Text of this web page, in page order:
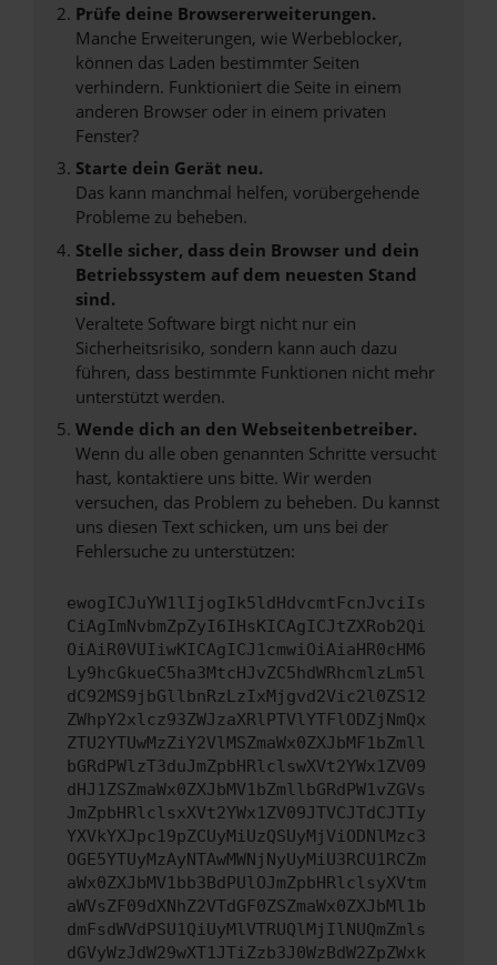
Prüfe deine Browsererweiterungen.
Manche Erweiterungen, wie Werbeblocker,
können das Laden bestimmter Seiten
verhindern. Funktioniert die Seite in einem
anderen Browser oder in einem privaten
Fenster?
Starte dein Gerät neu.
Das kann manchmal helfen, vorübergehende
Probleme zu beheben.
Stelle sicher, dass dein Browser und dein
Betriebssystem auf dem neuesten Stand
sind.
Veraltete Software birgt nicht nur ein
Sicherheitsrisiko, sondern kann auch dazu
führen, dass bestimmte Funktionen nicht mehr
unterstützt werden.
Wende dich an den Webseitenbetreiber.
Wenn du alle oben genannten Schritte versucht
hast, kontaktiere uns bitte. Wir werden
versuchen, das Problem zu beheben. Du kannst
uns diesen Text schicken, um uns bei der
Fehlersuche zu unterstützen:
ewogICJuYW1lIjogIk5ldHdvcmtFcnJvciIs
CiAgImNvbmZpZyI6IHsKICAgICJtZXRob2Qi
OiAiR0VUIiwKICAgICJ1cmwiOiAiaHR0cHM6
Ly9hcGkueC5ha3MtcHJvZC5hdWRhcmlzLm5l
dC92MS9jbGllbnRzLzIxMjgvd2Vic2l0ZS12
ZWhpY2xlcz93ZWJzaXRlPTVlYTFlODZjNmQx
ZTU2YTUwMzZiY2VlMSZmaWx0ZXJbMF1bZmll
bGRdPWlzT3duJmZpbHRlclswXVt2YWx1ZV09
dHJ1ZSZmaWx0ZXJbMV1bZmllbGRdPW1vZGVs
JmZpbHRlclsxXVt2YWx1ZV09JTVCJTdCJTIy
YXVkYXJpc19pZCUyMiUzQSUyMjViODNlMzc3
OGE5YTUyMzAyNTAwMWNjNyUyMiU3RCU1RCZm
aWx0ZXJbMV1bb3BdPUlOJmZpbHRlclsyXVtm
aWVsZF09dXNhZ2VTdGF0ZSZmaWx0ZXJbMl1b
dmFsdWVdPSU1QiUyMlVTRUQlMjIlNUQmZmls
dGVyWzJdW29wXT1JTiZzb3J0WzBdW2ZpZWxk